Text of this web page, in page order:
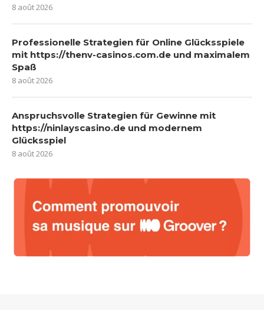
8 août 2026
Professionelle Strategien für Online Glücksspiele
mit https://thenv-casinos.com.de und maximalem
Spaß
8 août 2026
Anspruchsvolle Strategien für Gewinne mit
https://ninlayscasino.de und modernem
Glücksspiel
8 août 2026